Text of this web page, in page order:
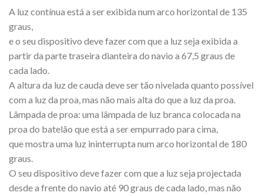
A luz contínua está a ser exibida num arco horizontal de 135
graus,
e o seu dispositivo deve fazer com que a luz seja exibida a
partir da parte traseira dianteira do navio a 67,5 graus de
cada lado.
A altura da luz de cauda deve ser tão nivelada quanto possível
com a luz da proa, mas não mais alta do que a luz da proa.
Lâmpada de proa: uma lâmpada de luz branca colocada na
proa do batelão que está a ser empurrado para cima,
que mostra uma luz ininterrupta num arco horizontal de 180
graus.
O seu dispositivo deve fazer com que a luz seja projectada
desde a frente do navio até 90 graus de cada lado, mas não